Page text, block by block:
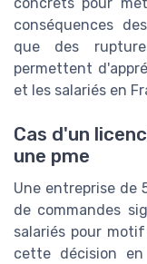
conséquences
que des
permettent
et les salariés en
Cas d'un
une pme
Une entreprise de
de commandes
salariés pour
cette décision